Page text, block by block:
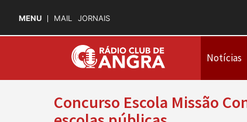
MENU MAIL JORNAIS
Notícias
Concurso Escola Missão